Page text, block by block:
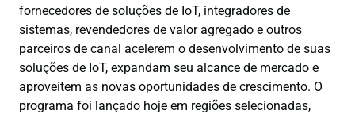
fornecedores de soluções de IoT, integradores de
sistemas, revendedores de valor agregado e outros
parceiros de canal acelerem o desenvolvimento de suas
soluções de IoT, expandam seu alcance de mercado e
aproveitem as novas oportunidades de crescimento. O
programa foi lançado hoje em regiões selecionadas,